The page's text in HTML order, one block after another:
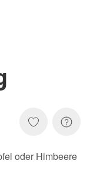
oder Himbeere